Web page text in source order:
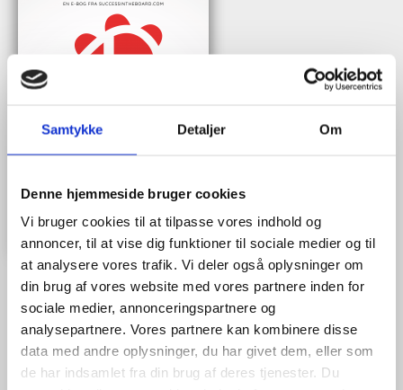
Samtykke Detaljer Om
Denne hjemmeside bruger cookies
Vi bruger cookies til at tilpasse vores indhold og
annoncer, til at vise dig funktioner til sociale medier og til
at analysere vores trafik. Vi deler også oplysninger om
din brug af vores website med vores partnere inden for
sociale medier, annonceringspartnere og
analysepartnere. Vores partnere kan kombinere disse
data med andre oplysninger, du har givet dem, eller som
de har indsamlet fra din brug af deres tjenester. Du
Når du trykker "modtag bogen" bliver du tilmeldt Bestyrelsesguidens
ugentlige nyhedsbrev samt markedsføring via mail.
Tilmeld